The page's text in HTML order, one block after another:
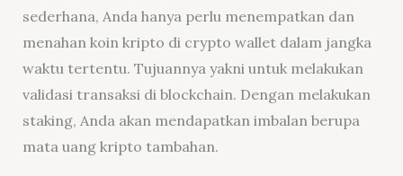
sederhana, Anda hanya perlu menempatkan dan
menahan koin kripto di crypto wallet dalam jangka
waktu tertentu. Tujuannya yakni untuk melakukan
validasi transaksi di blockchain. Dengan melakukan
staking, Anda akan mendapatkan imbalan berupa
mata uang kripto tambahan.